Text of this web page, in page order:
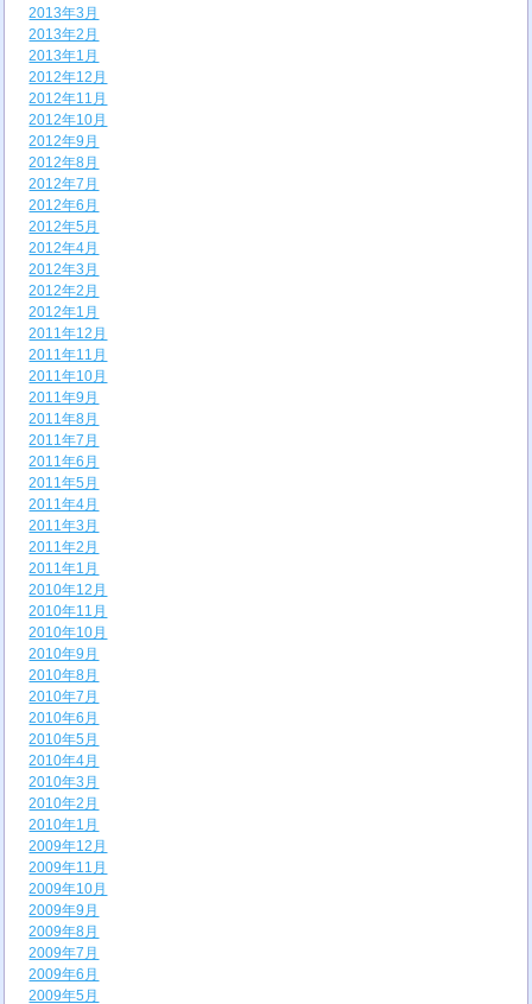
2013年3月
2013年2月
2013年1月
2012年12月
2012年11月
2012年10月
2012年9月
2012年8月
2012年7月
2012年6月
2012年5月
2012年4月
2012年3月
2012年2月
2012年1月
2011年12月
2011年11月
2011年10月
2011年9月
2011年8月
2011年7月
2011年6月
2011年5月
2011年4月
2011年3月
2011年2月
2011年1月
2010年12月
2010年11月
2010年10月
2010年9月
2010年8月
2010年7月
2010年6月
2010年5月
2010年4月
2010年3月
2010年2月
2010年1月
2009年12月
2009年11月
2009年10月
2009年9月
2009年8月
2009年7月
2009年6月
2009年5月